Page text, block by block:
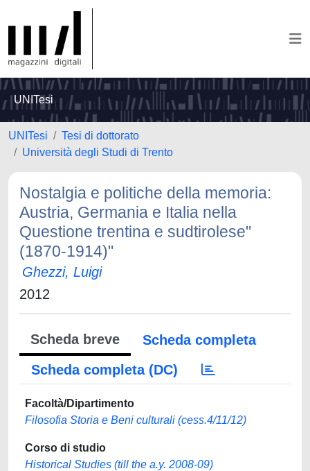
UNITesi
UNITesi
Tesi di dottorato
Università degli Studi di Trento
Nostalgia e politiche della memoria:
Austria, Germania e Italia nella
Questione trentina e sudtirolese"
(1870-1914)"
Ghezzi, Luigi
2012
Scheda breve
Scheda completa
Scheda completa (DC)
Facoltà/Dipartimento
Filosofia Storia e Beni culturali (cess.4/11/12)
Corso di studio
Historical Studies (till the a.y. 2008-09)